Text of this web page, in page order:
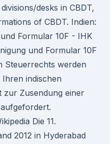
desks in CBDT,
of CBDT. Indien:
Formular 10F - IHK
und Formular 10F
Steuerrechts werden
indischen
zur Zusendung einer
Die 11.
2012 in Hyderabad